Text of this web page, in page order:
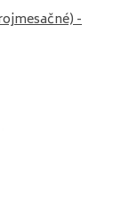
-